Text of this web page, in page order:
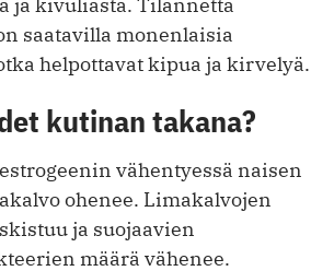
ja kivuliasta. Tilannetta
saatavilla monenlaisia
helpottavat kipua ja kirvelyä.
kutinan takana?
vähentyessä naisen
ohenee. Limakalvojen
ja suojaavien
määrä vähenee.